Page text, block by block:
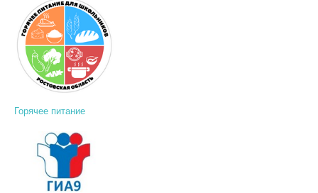
Горячее питание